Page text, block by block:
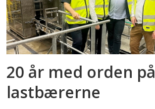
20 år med orden på
lastbærerne